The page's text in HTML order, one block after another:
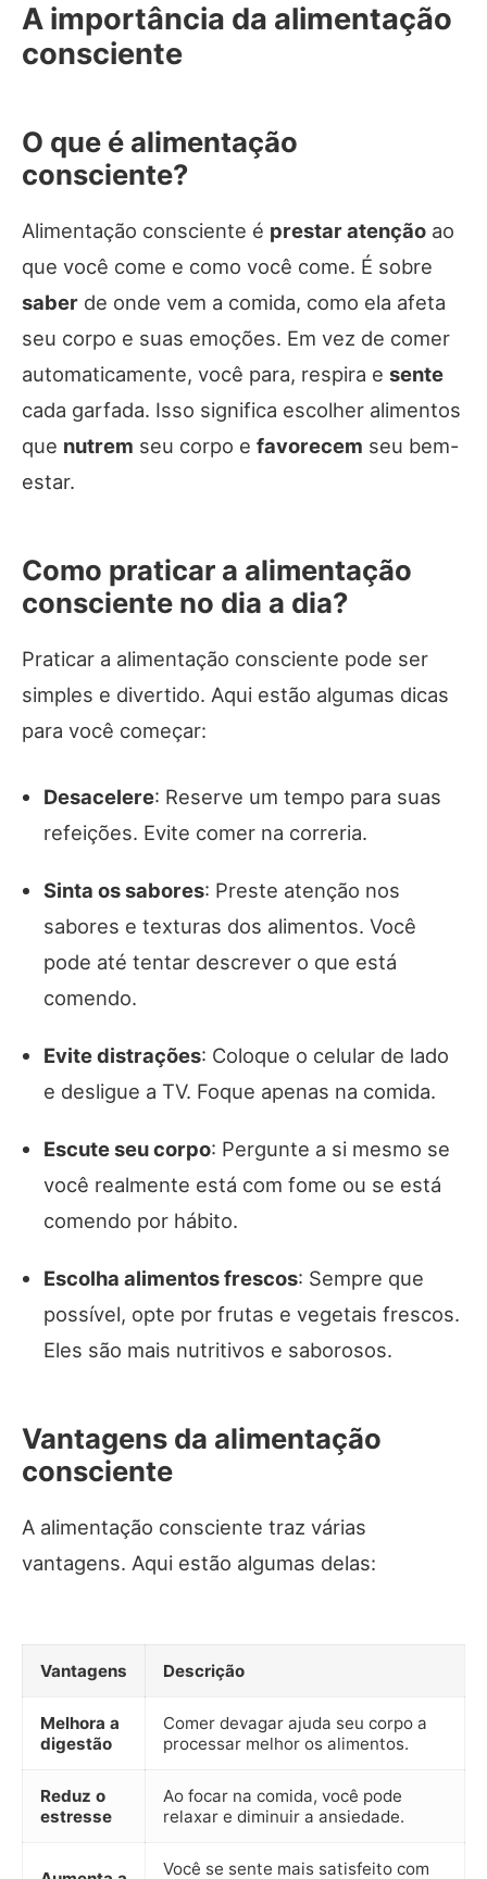
A importância da alimentação
consciente
O que é alimentação
consciente?
Alimentação consciente é prestar atenção ao
que você come e como você come. É sobre
saber de onde vem a comida, como ela afeta
seu corpo e suas emoções. Em vez de comer
automaticamente, você para, respira e sente
cada garfada. Isso significa escolher alimentos
que nutrem seu corpo e favorecem seu bem-
estar.
Como praticar a alimentação
consciente no dia a dia?
Praticar a alimentação consciente pode ser
simples e divertido. Aqui estão algumas dicas
para você começar:
Desacelere: Reserve um tempo para suas
refeições. Evite comer na correria.
Sinta os sabores: Preste atenção nos
sabores e texturas dos alimentos. Você
pode até tentar descrever o que está
comendo.
Evite distrações: Coloque o celular de lado
e desligue a TV. Foque apenas na comida.
Escute seu corpo: Pergunte a si mesmo se
você realmente está com fome ou se está
comendo por hábito.
Escolha alimentos frescos: Sempre que
possível, opte por frutas e vegetais frescos.
Eles são mais nutritivos e saborosos.
Vantagens da alimentação
consciente
A alimentação consciente traz várias
vantagens. Aqui estão algumas delas:
Vantagens Descrição
Melhora a
digestão
Comer devagar ajuda seu corpo a
processar melhor os alimentos.
Reduz o
estresse
Ao focar na comida, você pode
relaxar e diminuir a ansiedade.
Você se sente mais satisfeito com